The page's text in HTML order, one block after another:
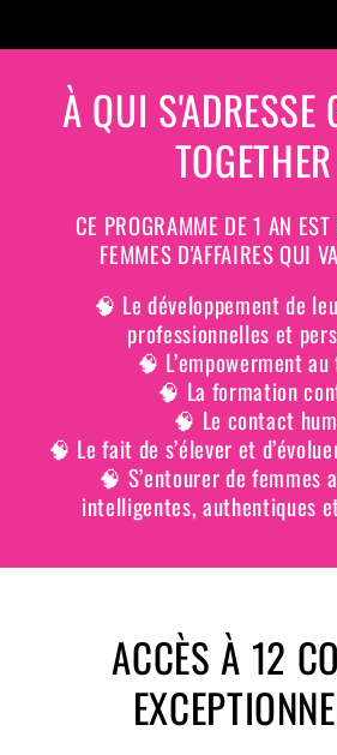
À QUI S'ADRESSE
CE PROGRAMME DE 1 AN
FEMMES D'AFFAIRES QUI
🧠 Le développement de
professionnelles et
🧠 L’empowerment
🧠 La formation
🧠 Le contact
🧠 Le fait de s’élever et
🧠 S’entourer de femmes
intelligentes, authentiques
ACCÈS À 12